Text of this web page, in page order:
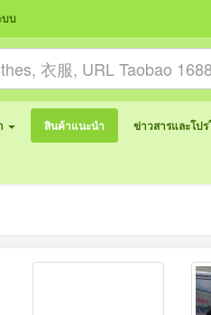
บบ
สินค้าแนะนำ ข่าวสารและโป